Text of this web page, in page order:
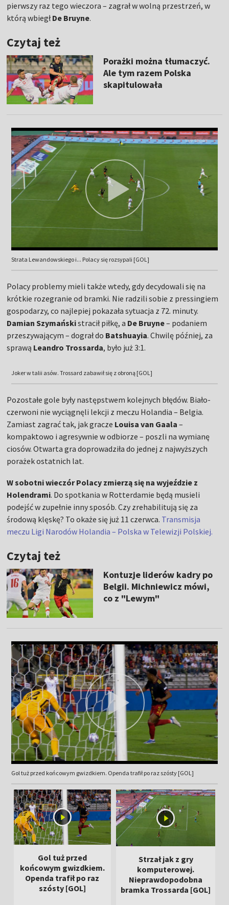
pierwszy raz tego wieczora – zagrał w wolną przestrzeń, w
którą wbiegłDe Bruyne.
Czytaj też
Porażki można tłumaczyć.
Ale tym razem Polska
skapitulowała
Strata Lewandowskiego i... Polacy się rozsypali [GOL]
Polacy problemy mieli także wtedy, gdy decydowali się na
krótkie rozegranie od bramki. Nie radzili sobie z pressingiem
gospodarzy, co najlepiej pokazała sytuacja z 72. minuty.
Damian Szymańskistracił piłkę, a De Bruyne– podaniem
przeszywającym – dograł do Batshuayia. Chwilę później, za
sprawą Leandro Trossarda, było już 3:1.
Joker w talii asów. Trossard zabawił się z obroną [GOL]
Pozostałe gole były następstwem kolejnych błędów. Biało-
czerwoni nie wyciągnęli lekcji z meczu Holandia – Belgia.
Zamiast zagrać tak, jak gracze Louisa van Gaala –
kompaktowo i agresywnie w odbiorze – poszli na wymianę
ciosów. Otwarta gra doprowadziła do jednej z najwyższych
porażek ostatnich lat.
W sobotni wieczór Polacy zmierzą się na wyjeździe z
Holendrami. Do spotkania w Rotterdamie będą musieli
podejść w zupełnie inny sposób. Czy zrehabilitują się za
środową klęskę? To okaże się już 11 czerwca. Transmisja
meczu Ligi Narodów Holandia – Polska w Telewizji Polskiej.
Czytaj też
Kontuzje liderów kadry po
Belgii. Michniewicz mówi,
co z "Lewym"
Gol tuż przed końcowym gwizdkiem. Openda trafił po raz szósty [GOL]
Gol tuż przed
końcowym gwizdkiem.
Openda trafił po raz
szósty [GOL]
Strzał jak z gry
komputerowej.
Nieprawdopodobna
bramka Trossarda [GOL]